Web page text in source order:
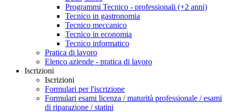
Programmi Tecnico - professionali (+2 anni)
Tecnico in gastronomia
Tecnico meccanico
Tecnico in economia
Tecnico informatico
Pratica di lavoro
Elenco aziende - pratica di lavoro
Iscrizioni
Iscrizioni
Formulari per l'iscrizione
Formulari esami licenza / maturità professionale / esami
di riparazione / statini